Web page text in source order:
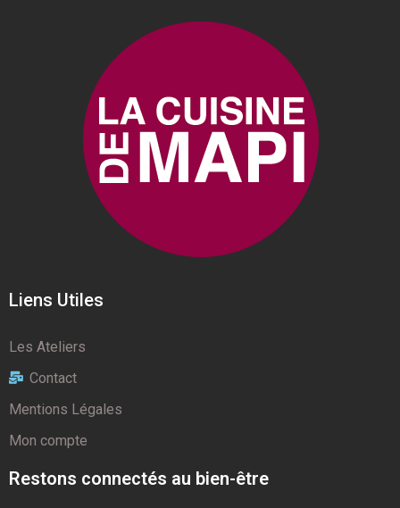
Liens Utiles
Les Ateliers
Contact
Mentions Légales
Mon compte
Restons connectés au bien-être